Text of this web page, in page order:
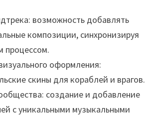
возможность добавлять
композиции, синхронизируя
процессом.
оформления:
скины для кораблей и врагов.
создание и добавление
с уникальными музыкальными